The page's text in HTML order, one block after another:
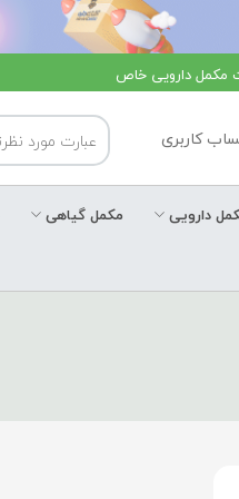
مکمل دارویی خاص
کاربری
دارویی مکمل گیاهی